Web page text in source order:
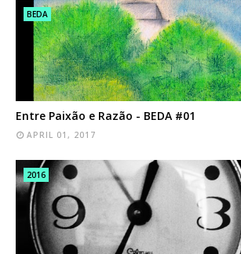
BEDA
Entre Paixão e Razão - BEDA #01
APRIL 01, 2017
2016